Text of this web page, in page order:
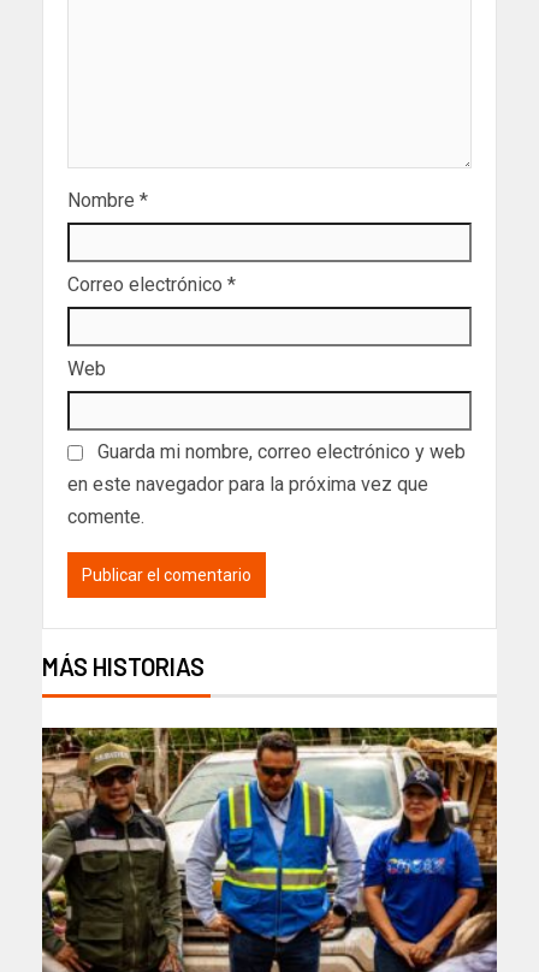
Nombre *
Correo electrónico *
Web
Guarda mi nombre, correo electrónico y web
en este navegador para la próxima vez que
comente.
MÁS HISTORIAS